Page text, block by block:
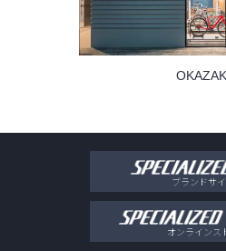
ブランドサ
オンラインス